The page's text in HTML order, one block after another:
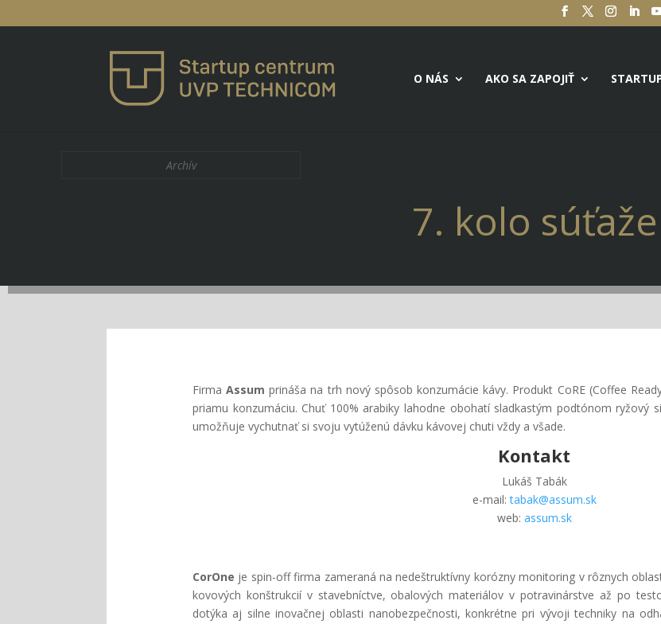
O NÁS AKO SA ZAPOJIŤ
Archív
7. kolo súťaže
FirmaAssum prináša na trh nový spôsob konzumácie kávy. Produkt CoRE (Coffee
priamu konzumáciu. Chuť 100% arabiky lahodne obohatí sladkastým podtónom ryžový
umožňuje vychutnať si svoju vytúženú dávku kávovej chuti vždy a všade.
Kontakt
Lukáš Tabák
e-mail:tabak@assum.sk
web: assum.sk
CorOne je spin-off firma zameraná na nedeštruktívny korózny monitoring v rôznych
kovových konštrukcií v stavebníctve, obalových materiálov v potravinárstve až po
dotýka aj silne inovačnej oblasti nanobezpečnosti, konkrétne pri vývoji techniky na